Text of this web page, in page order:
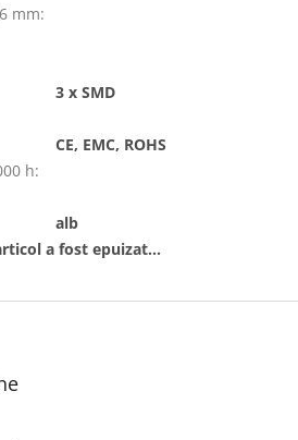
mm:
3 x SMD
CE, EMC, ROHS
h:
alb
a fost epuizat…